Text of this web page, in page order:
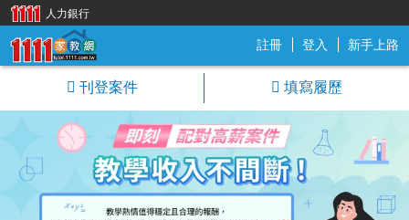
註冊 登入 新手上路
刊登案件 填寫履歷
人力銀行